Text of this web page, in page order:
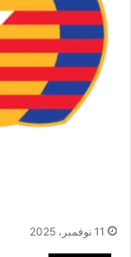
11 نوفمبر، 2025